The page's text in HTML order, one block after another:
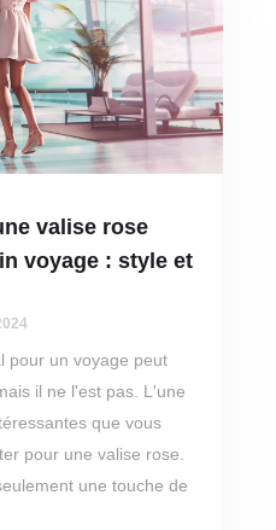
valise rose
voyage : style et
pour un voyage peut
il ne l'est pas. L'une
que vous
pour une valise rose.
une touche de